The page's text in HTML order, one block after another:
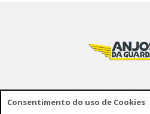
Consentimento do uso de Cookies